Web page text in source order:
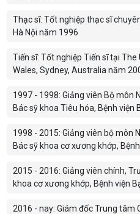
Thạc sĩ: Tốt nghiệp thạc sĩ
Hà Nội năm 1996
Tiến sĩ: Tốt nghiệp Tiến sĩ tại
Wales, Sydney, Australia năm
1997 - 1998: Giảng viên Bộ môn
Bác sỹ khoa Tiêu hóa, Bệnh viện
1998 - 2015: Giảng viên bộ môn
Bác sỹ khoa cơ xương khớp,
2015 - 2016: Giảng viên chính,
khoa cơ xương khớp, Bệnh viện
2016 - nay: Giám đốc Trung tâm